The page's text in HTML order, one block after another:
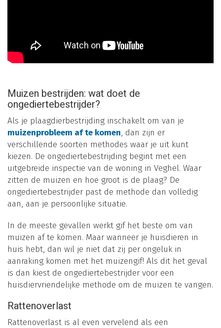
Muizen bestrijden: wat doet de
ongediertebestrijder?
Als je plaagdierbestrijding inschakelt om van je
muizenprobleem af te komen, dan zijn er
verschillende soorten methodes waar je uit kunt
kiezen. De ongediertebestrijding begint met een
uitgebreide inspectie van de woning in Veghel. Waar
zitten de muizen en hoe groot is de plaag? De
ongediertebestrijder past de methode dan volledig
aan, aan je persoonlijke situatie.
In de meeste gevallen werkt gif het beste om van
muizen af te komen. Maar wanneer je huisdieren in
huis hebt, dan wil je niet dat zij per ongeluk in
aanraking komen met het muizengif! Als dit het geval
is dan kiest de ongediertebestrijder voor een
huisdiervriendelijke methode om de muizen te vangen.
Rattenoverlast
Rattenoverlast is al even vervelend als een